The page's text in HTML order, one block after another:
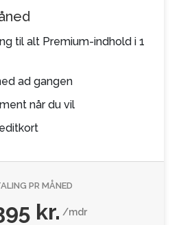
til alt Premium-indhold i 1
ad gangen
når du vil
PR MÅNED
kr./mdr